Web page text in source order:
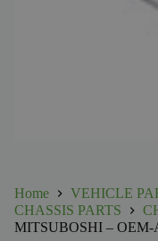
Home
VEHICLE
CHASSIS PARTS
MITSUBOSHI – OEM-